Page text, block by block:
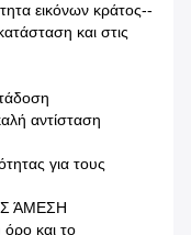
εικόνων κράτος--
και στις
αντίσταση
για τους
ΆΜΕΣΗ
και το